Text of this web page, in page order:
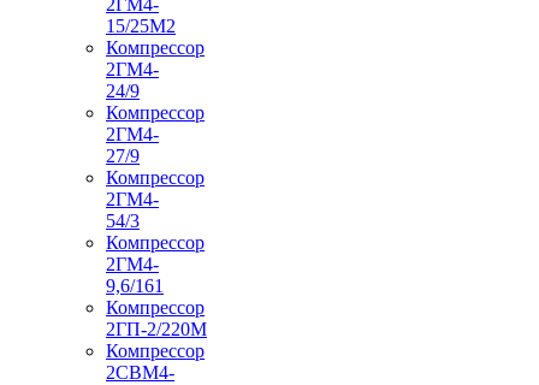
15/25М2
Компрессор
2ГМ4-
24/9
Компрессор
2ГМ4-
27/9
Компрессор
2ГМ4-
54/3
Компрессор
2ГМ4-
9,6/161
Компрессор
2ГП-2/220М
Компрессор
2СВМ4-